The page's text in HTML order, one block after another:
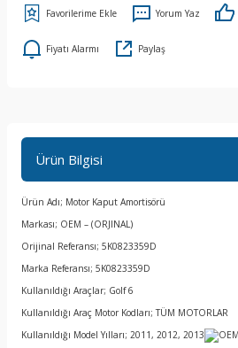
Yorum Yaz
Fiyatı Alarmı Paylaş
Ürün Bilgisi
Ürün Adı; Motor Kaput Amortisörü
Markası; OEM – (ORJINAL)
Orijinal Referansı; 5K0823359D
Marka Referansı; 5K0823359D
Kullanıldığı Araçlar; Golf 6
Kullanıldığı Araç Motor Kodları; TÜM MOTORLAR
Kullanıldığı Model Yılları; 2011, 2012, 2013